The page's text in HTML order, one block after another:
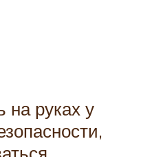
руках у